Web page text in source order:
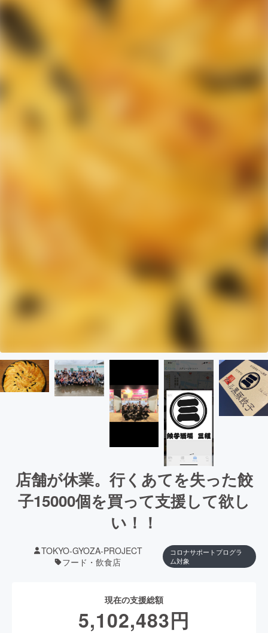
店舗が休業。行くあてを失った餃
子15000個を買って支援して欲し
い！！
TOKYO-GYOZA-PROJECT
フード・飲食店
コロナサポートプログラ
ム対象
現在の支援総額
5,102,483円